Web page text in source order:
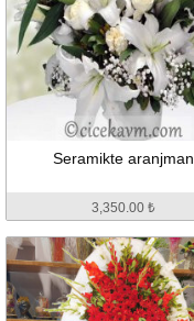
Seramikte aranjman
3,350.00 ₺